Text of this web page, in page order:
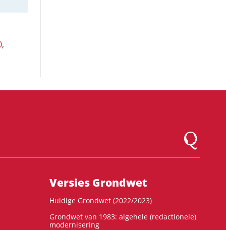
,
Logo
Versies Grondwet
Huidige Grondwet (2022/2023)
Grondwet van 1983: algehele (redactionele)
modernisering